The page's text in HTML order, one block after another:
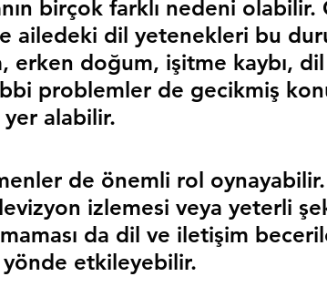
birçok farklı nedeni olabilir.
ailedeki dil yetenekleri bu
erken doğum, işitme kaybı,
problemler de gecikmiş
yer alabilir.
de önemli rol
izlemesi veya yeterli
da dil ve iletişim
etkileyebilir.